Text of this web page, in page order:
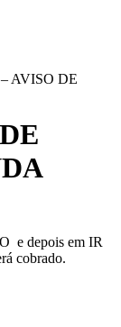
AVISO DE
e depois em IR
cobrado.